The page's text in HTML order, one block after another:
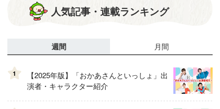
人気記事・連載ランキング
週間 月間
1
【2025年版】「おかあさんといっしょ」出
演者・キャラクター紹介